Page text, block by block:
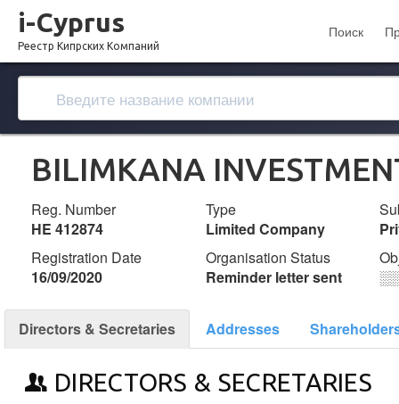
i-Cyprus
Реестр Кипрских Компаний
Поиск
BILIMKANA
Reg. Number
ΗΕ 412874
Type
Limited Company
Registration Date
16/09/2020
Organisation Status
Reminder letter sent
Directors & Secretaries Addresses
DIRECTORS & SECRETARIES